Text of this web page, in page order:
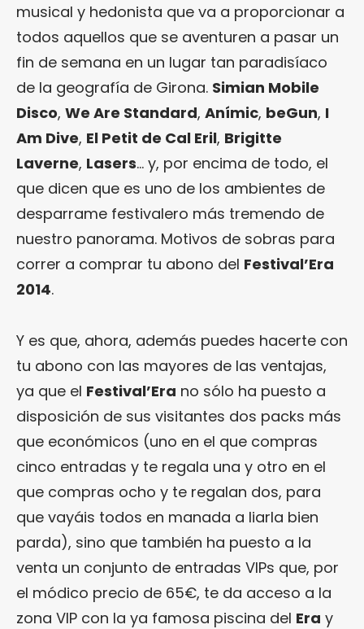
musical y hedonista que va a proporcionar a
todos aquellos que se aventuren a pasar un
fin de semana en un lugar tan paradisíaco
de la geografía de Girona. Simian Mobile
Disco, We Are Standard, Anímic, beGun, I
Am Dive, El Petit de Cal Eril, Brigitte
Laverne, Lasers… y, por encima de todo, el
que dicen que es uno de los ambientes de
desparrame festivalero más tremendo de
nuestro panorama. Motivos de sobras para
correr a comprar tu abono del Festival’Era
2014.
Y es que, ahora, además puedes hacerte con
tu abono con las mayores de las ventajas,
ya que el Festival’Era no sólo ha puesto a
disposición de sus visitantes dos packs más
que económicos (uno en el que compras
cinco entradas y te regala una y otro en el
que compras ocho y te regalan dos, para
que vayáis todos en manada a liarla bien
parda), sino que también ha puesto a la
venta un conjunto de entradas VIPs que, por
el módico precio de 65€, te da acceso a la
zona VIP con la ya famosa piscina del Era y